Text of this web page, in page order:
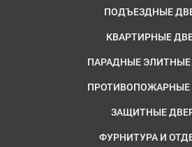
ПОДЪЕЗДНЫЕ
КВАРТИРНЫЕ
ПАРАДНЫЕ ЭЛИТНЫЕ
ПРОТИВОПОЖАРНЫЕ
ЗАЩИТНЫЕ
ФУРНИТУРА И